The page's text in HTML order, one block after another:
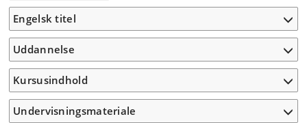
Engelsk titel
Uddannelse
Kursusindhold
Undervisningsmateriale